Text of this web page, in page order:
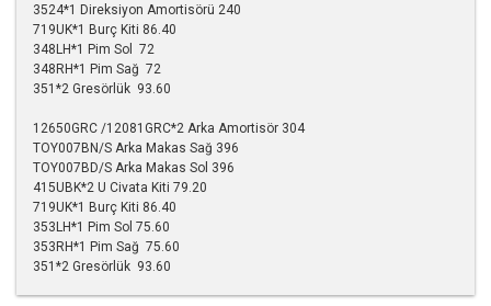
3524*1 Direksiyon Amortisörü 240
719UK*1 Burç Kiti 86.40
348LH*1 Pim Sol 72
348RH*1 Pim Sağ 72
351*2 Gresörlük 93.60
12650GRC /12081GRC*2 Arka Amortisör 304
TOY007BN/S Arka Makas Sağ 396
TOY007BD/S Arka Makas Sol 396
415UBK*2 U Civata Kiti 79.20
719UK*1 Burç Kiti 86.40
353LH*1 Pim Sol 75.60
353RH*1 Pim Sağ 75.60
351*2 Gresörlük 93.60